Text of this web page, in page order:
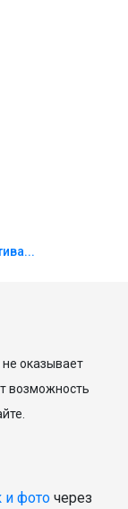
оказывает
возможность
и фото через